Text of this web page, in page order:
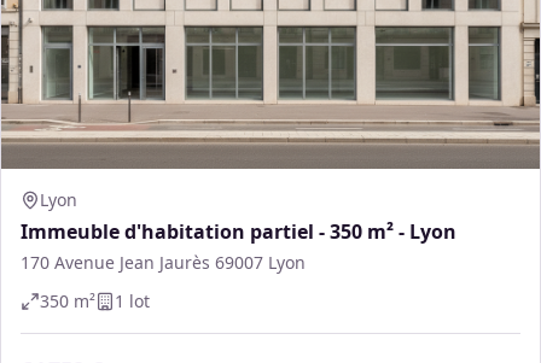
Lyon
Immeuble d'habitation partiel - 350 m² - Lyon
170 Avenue Jean Jaurès 69007 Lyon
350 m² 1 lot